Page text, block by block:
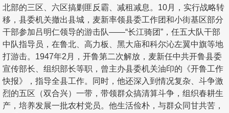
北部的三区、六区搞剿匪反霸、减租减息。10月，实行战略转
移，县委机关撤出县城，麦新率领县委工作团和小街基区部分
干部参加吕明仁领导的游击队——“长江骑团”，任五大队干部
中队指导员，在鲁北、高力板、黑大庙和科尔沁左翼中旗等地
打游击。1947年2月，开鲁第二次解放，麦新任中共开鲁县委
宣传部长、组织部长等职，曾主办县委机关油印的《开鲁工作
快报》，指导全县工作。同时，他还深入到情况复杂、斗争激
烈的五区（双合兴）一带，带领群众搞清算斗争，组织春耕生
产，培养发展一批农村党员。他生活俭朴，与群众同甘共苦，